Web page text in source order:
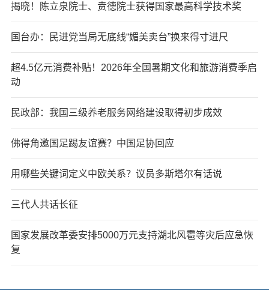
揭晓！陈立泉院士、贲德院士获得国家最高科学技术奖
国台办：民进党当局无底线“媚美卖台”换来得寸进尺
超4.5亿元消费补贴！2026年全国暑期文化和旅游消费季启
动
民政部：我国三级养老服务网络建设取得初步成效
佛得角邀国足踢友谊赛？中国足协回应
用哪些关键词定义中欧关系？议员多斯塔尔有话说
三代人共话长征
国家发展改革委安排5000万元支持湖北风雹等灾后应急恢
复